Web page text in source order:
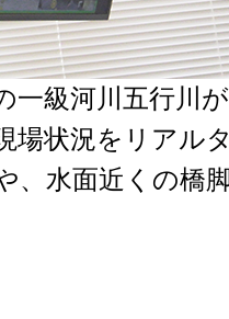
一級河川五行川
場状況をリアル
、水面近くの橋